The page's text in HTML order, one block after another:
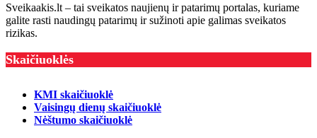
Sveikaakis.lt – tai sveikatos naujienų ir patarimų portalas, kuriame
galite rasti naudingų patarimų ir sužinoti apie galimas sveikatos
rizikas.
Skaičiuoklės
KMI skaičiuoklė
Vaisingų dienų skaičiuoklė
Nėštumo skaičiuoklė